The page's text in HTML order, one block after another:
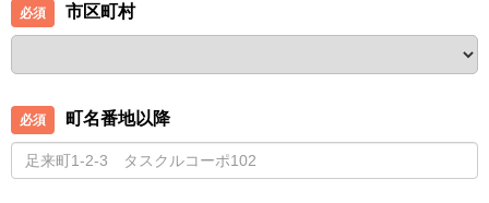
市区町村
町名番地以降